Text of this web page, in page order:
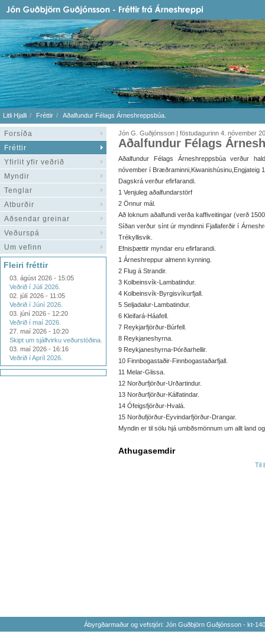
Litli Hjalli Fréttir Aðalfundur Félags Árneshreppsbúa.
Forsíða
Fréttir
Yfirlit yfir veðrið
Myndir
Tenglar
Atburðir
Aðsendar greinar
Veðurspá
Um vefinn
Fleiri fréttir
03. ágúst 2026 - 15:05
Veðrið í Júlí 2026.
02. júlí 2026 - 11:05
Veðrið í Júní 2026.
03. júní 2026 - 12:20
Veðrið í maí 2026.
27. maí 2026 - 10:20
Skipt um sjálfvirku veðurstöðina.
03. maí 2026 - 16:16
Veðrið í Apríl 2026.
Jón G. Guðjónsson | föstudagurinn 4. nóvember
Aðalfundur Félags
Aðalfundur Félags Árneshreppsbúa verður
nóvember í Bræðraminni,Kiwanishúsinu,Engjateig
Dagskrá verður efirfarandi.
1 Venjuleg aðalfundarstörf
2 Önnur mál.
Að loknum aðalfundi verða kaffiveitingar (verð
Síðan verður sínt úr myndinni Fjallaferðir í
Trékyllisvik.
Efnisþættir myndar eru efirfarandi.
1 Árneshreppur almenn kynning.
2 Flug á Strandir.
3 Kolbeinsvík-Lambatindur.
4 Kolbeinsvík-Byrgisvíkurfjall.
5 Seljadalur-Lambatindur.
6 Kleifará-Háafell.
7 Reykjarfjörður-Búrfell.
8 Reykjaneshyrna.
9 Reykjaneshyrna-Þórðarhellir.
10 Finnbogastaðir-Finnbogastaðarfjall.
11 Melar-Glissa.
12 Norðurfjörður-Urðartindur.
13 Norðurfjörður-Kálfatindar.
14 Ófeigsfjörður-Hvalá.
15 Norðufjörður-Eyvindarfjörður-Drangar.
Myndin er til sölu hjá umbðsmönnum um allt land
Athugasemdir
Til
Ábyrgðarmaður og vefstjóri: Jón Guðbjörn Guðjónsson - kt-